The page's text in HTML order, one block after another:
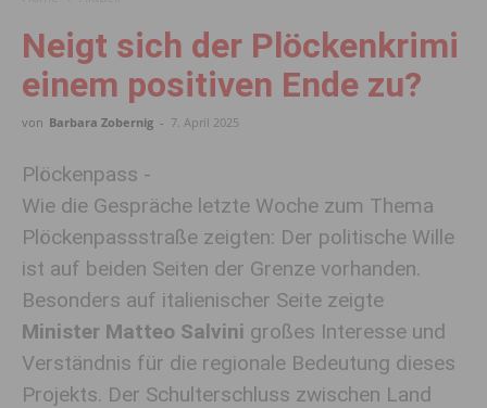
Neigt sich der Plöckenkrimi
einem positiven Ende zu?
von Barbara Zobernig - 7. April 2025
Plöckenpass -
Wie die Gespräche letzte Woche zum Thema
Plöckenpassstraße zeigten: Der politische Wille
ist auf beiden Seiten der Grenze vorhanden.
Besonders auf italienischer Seite zeigte
Minister Matteo Salvini großes Interesse und
Verständnis für die regionale Bedeutung dieses
Projekts. Der Schulterschluss zwischen Land